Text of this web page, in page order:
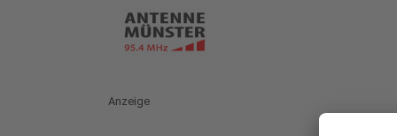
Anzeige